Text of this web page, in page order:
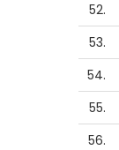
52.
53.
54.
55.
56.